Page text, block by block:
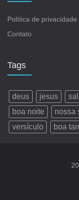
Política de privacidade
Contato
Tags
deus jesus
boa noite
nossa
versículo
boa